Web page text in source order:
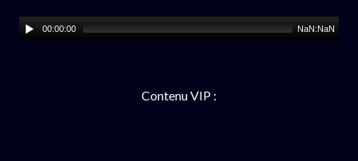
00:00:00 NaN:NaN
Contenu VIP :